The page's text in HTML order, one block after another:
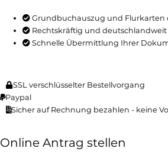
Grundbuchauszug und Flurkarten
Rechtskräftig und
Schnelle Übermittlung Ihrer
SSL verschlüsselter Bestellvorgang
Paypal
Sicher auf Rechnung bezahlen - keine
Online Antrag stellen